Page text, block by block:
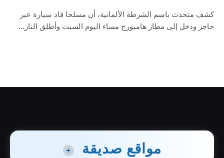
كشف متحدث باسم الشرطة الألمانية، أن مسلحا قاد سيارة عبر
حاجز ودخل إلى مطار هامبورج مساء اليوم السبت وأطلق النار…
مواقع صديقة +